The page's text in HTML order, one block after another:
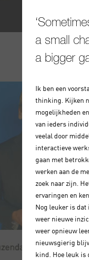
a small
a bigger
Ik ben een
thinking. Kijken
mogelijkheden
van ieders
veelal door
interactieve
gaan met
werken aan de
zoek naar zijn.
ervaringen en
Nog leuker is
weer nieuwe
weer opnieuw
nieuwsgierig
kind. Hoe leuk is